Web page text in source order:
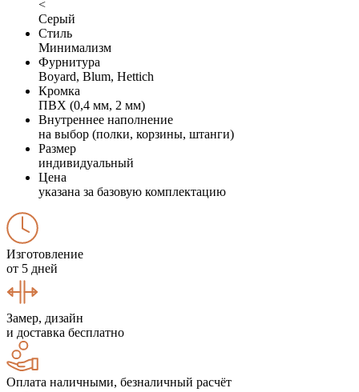
<
Серый
Стиль
Минимализм
Фурнитура
Boyard, Blum, Hettich
Кромка
ПВХ (0,4 мм, 2 мм)
Внутреннее наполнение
на выбор (полки, корзины, штанги)
Размер
индивидуальный
Цена
указана за базовую комплектацию
Изготовление
от 5 дней
Замер, дизайн
и доставка бесплатно
Оплата наличными, безналичный расчёт